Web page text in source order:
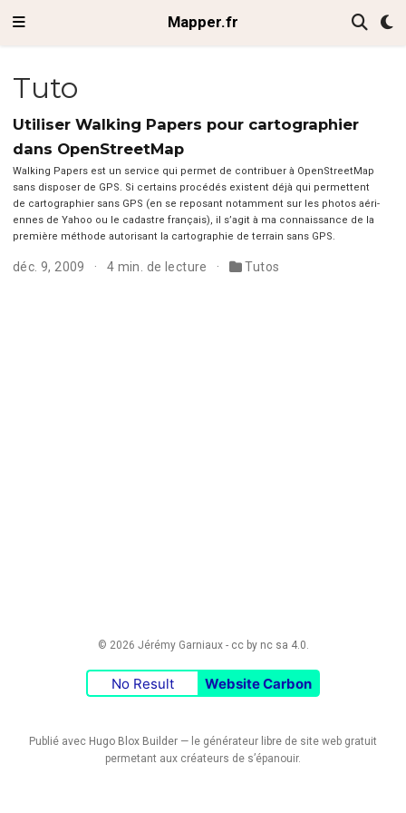
Mapper.fr
Tuto
Utiliser Walking Papers pour cartographier
dans OpenStreetMap
Walk­ing Papers est un ser­vice qui per­met de con­tribuer à OpenStreetMap
sans dis­pos­er de GPS. Si cer­tains procédés exis­tent déjà qui per­me­t­tent
de car­togra­phi­er sans GPS (en se reposant notam­ment sur les pho­tos aéri­
ennes de Yahoo ou le cadas­tre français), il s’ag­it à ma con­nais­sance de la
pre­mière méth­ode autorisant la car­togra­phie de ter­rain sans GPS.
déc. 9, 2009 4 min. de lecture Tutos
© 2026 Jérémy Garniaux - cc by nc sa 4.0.
No Result Website Carbon
Publié avec Hugo Blox Builder — le générateur libre de site web gratuit
permetant aux créateurs de s’épanouir.